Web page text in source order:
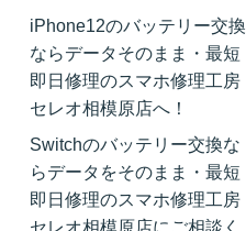
iPhone12のバッテリー交換
ならデータそのまま・最短
即日修理のスマホ修理工房
セレオ相模原店へ！
Switchのバッテリー交換な
らデータをそのまま・最短
即日修理のスマホ修理工房
セレオ相模原店にご相談く